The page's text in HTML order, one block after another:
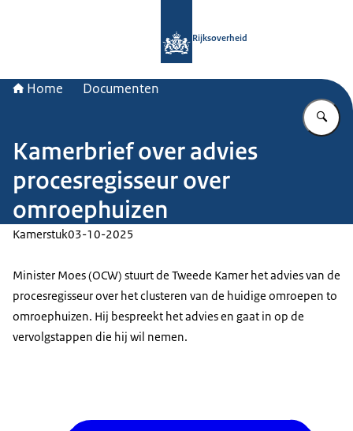
Rijksoverheid
Home Documenten
Kamerbrief over advies
procesregisseur over
omroephuizen
Kamerstuk03-10-2025
Minister Moes (OCW) stuurt de Tweede Kamer het advies van de
procesregisseur over het clusteren van de huidige omroepen to
omroephuizen. Hij bespreekt het advies en gaat in op de
vervolgstappen die hij wil nemen.